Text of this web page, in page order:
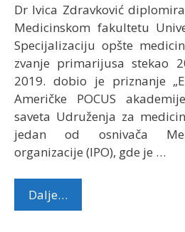
Dr Ivica Zdravković
Medicinskom fakultetu
Specijalizaciju opšte
zvanje primarijusa stekao
2019. dobio je priznanje
Američke POCUS
saveta Udruženja za
jedan od osnivača
organizacije (IPO), gde je …
Dalje…